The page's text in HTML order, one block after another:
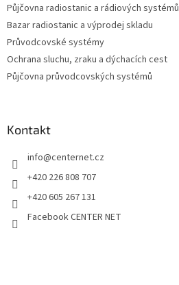
i
Půjčovna radiostanic a rádiových systémů
Bazar radiostanic a výprodej skladu
Průvodcovské systémy
Ochrana sluchu, zraku a dýchacích cest
Půjčovna průvodcovských systémů
Kontakt
info@centernet.cz
+420 226 808 707
+420 605 267 131
Facebook CENTER NET